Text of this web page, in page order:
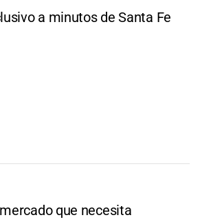
a minutos de Santa Fe
que necesita